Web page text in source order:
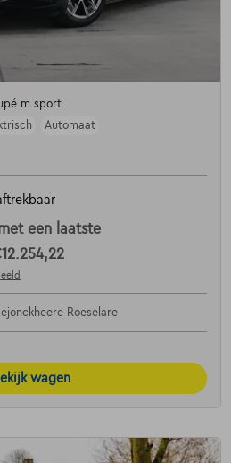
m sport
Automaat
een laatste
Roeselare
wagen